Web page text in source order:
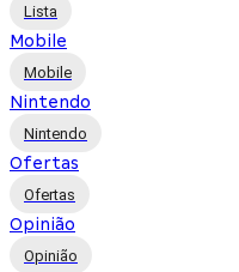
Lista
Mobile
Mobile
Nintendo
Nintendo
Ofertas
Ofertas
Opinião
Opinião